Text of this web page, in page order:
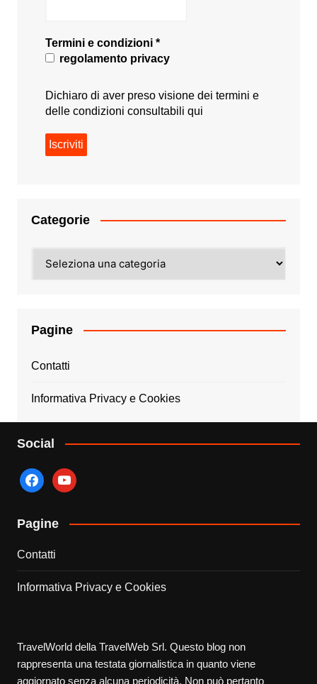
Termini e condizioni *
regolamento privacy
Dichiaro di aver preso visione dei termini e
delle condizioni consultabili qui
Categorie
Pagine
Contatti
Informativa Privacy e Cookies
Social
facebookyoutube
Pagine
Contatti
Informativa Privacy e Cookies
TravelWorld della TravelWeb Srl. Questo blog non
rappresenta una testata giornalistica in quanto viene
aggiornato senza alcuna periodicità. Non può pertanto